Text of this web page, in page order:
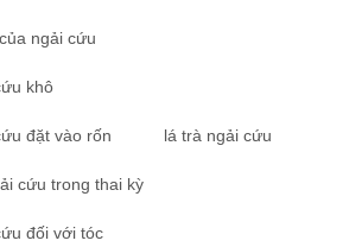
ngải cứu
khô
đặt vào rốn lá trà ngải cứu
cứu trong thai kỳ
đối với tóc